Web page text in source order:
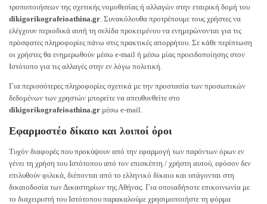
τροποποιήσεων της σχετικής νομοθεσίας ή αλλαγών στην εταιρική δομή του
dikigorikografeioathina.gr . Συνακόλουθα προτρέπουμε τους χρήστες να
ελέγχουν περιοδικά αυτή τη σελίδα προκειμένου να ενημερώνονται για τις
πρόσφατες πληροφορίες πάνω στις πρακτικές απορρήτου. Σε κάθε περίπτωση
οι χρήστες θα ενημερωθούν μέσω e-mail ή μέσω μίας προειδοποίησης στον
Ιστότοπο για τις αλλαγές στην εν λόγω πολιτική.
Για περισσότερες πληροφορίες σχετικά με την προστασία των προσωπικών
δεδομένων των χρηστών μπορείτε να απευθυνθείτε στο
dikigorikografeioathina.gr μέσω e-mail.
Εφαρμοστέο δίκαιο και λοιποί όροι
Τυχόν διαφορές που προκύψουν από την εφαρμογή των παρόντων όρων εν
γένει τη χρήση του Ιστότοπου από τον επισκέπτη / χρήστη αυτού, εφόσον δεν
επιλυθούν φιλικά, διέπονται από το ελληνικό δίκαιο και υπάγονται στη
δικαιοδοσία των Δικαστηρίων της Αθήνας. Για οποιαδήποτε επικοινωνία με
το διαχειριστή του Ιστότοπου παρακαλούμε χρησιμοποιήστε τη φόρμα